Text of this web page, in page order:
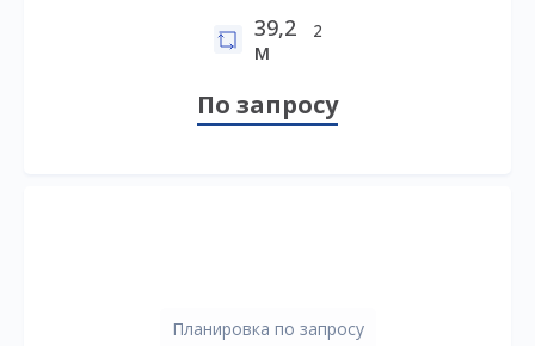
39,2
м
2
По запросу
Планировка по запросу